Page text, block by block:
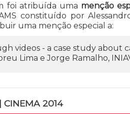
foi atribuída uma menção
constituído por
uma menção especial a:
videos - a case study about
Lima e Jorge Ramalho,
CINEMA 2014